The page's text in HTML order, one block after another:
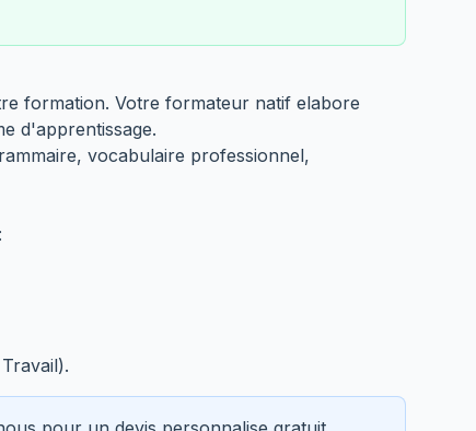
formation. Votre formateur natif elabore
d'apprentissage.
vocabulaire professionnel,